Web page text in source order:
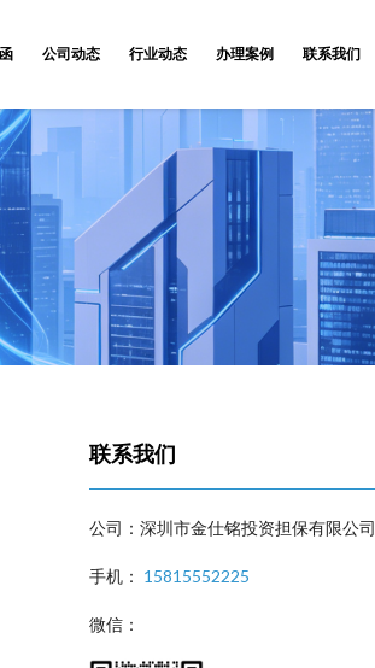
公司动态 行业动态 办理案例 联系我们
联系我们
公司：深圳市金仕铭投资担保有限公司
手机： 15815552225
微信：